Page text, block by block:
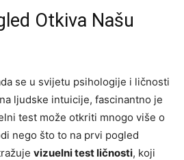
Otkiva Našu
se u svijetu psihologije i ličnosti
ljudske intuicije, fascinantno je
test može otkriti mnogo više o
nego što to na prvi pogled
vizuelni test ličnosti, koji